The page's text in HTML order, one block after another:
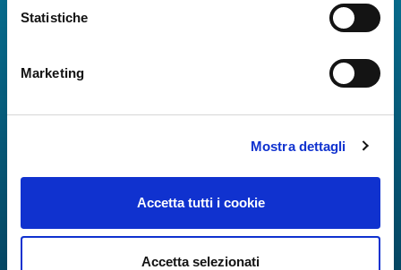
Statistiche
Marketing
Mostra dettagli
Accetta tutti i cookie
Accetta selezionati